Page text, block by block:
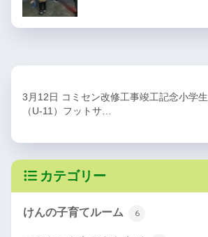
3月12日 コミセン改修工事竣工記念小学生
（U-11）フットサ…
カテゴリー
けんの子育てルーム 6